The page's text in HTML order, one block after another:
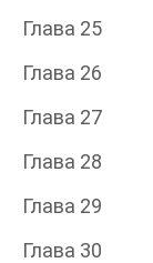
Глава 25
Глава 26
Глава 27
Глава 28
Глава 29
Глава 30